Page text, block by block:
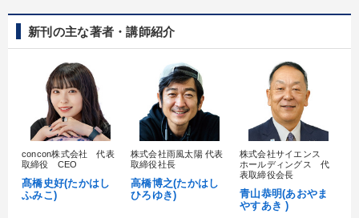
新刊の主な著者・講師紹介
concon株式会社 代表
取締役 CEO
髙橋史好(たかはし
ふみこ)
株式会社雨風太陽 代表
取締役社長
高橋博之(たかはし
ひろゆき)
株式会社サイエンス
ホールディングス 代
表取締役会長
青山恭明(あおやま
やすあき )